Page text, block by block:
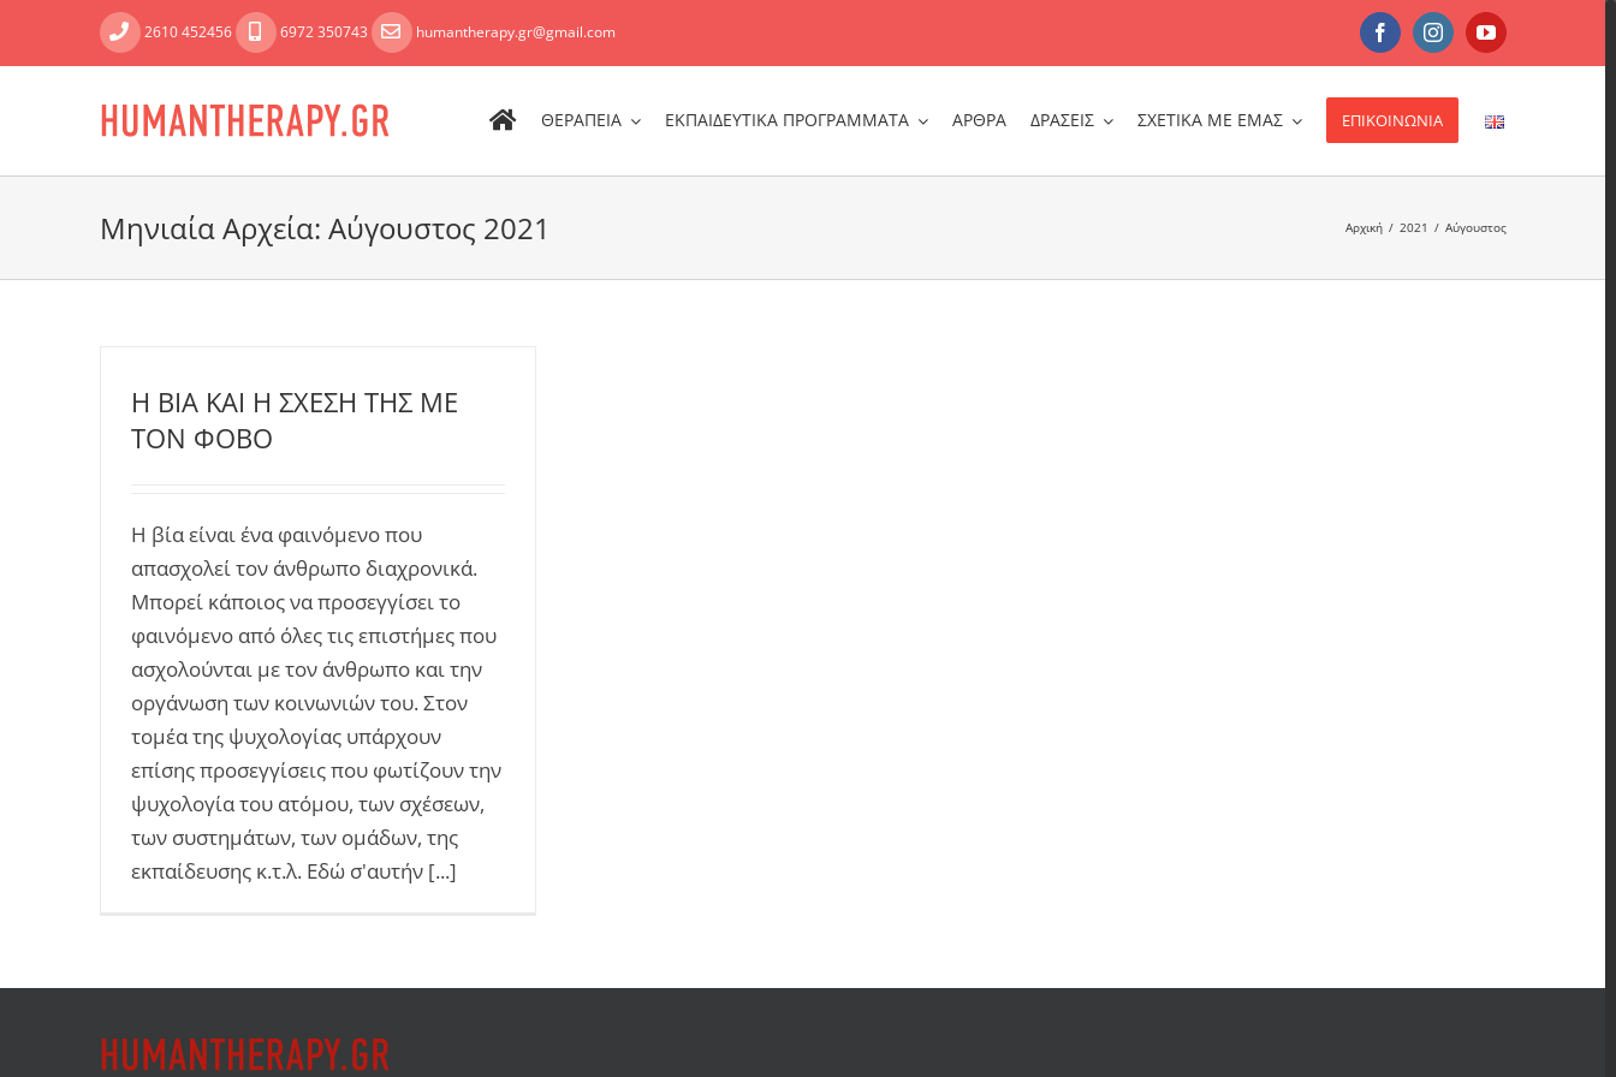
2610 452456 6972 350743 humantherapy.gr@gmail.com FacebookInstagramYouTube
ΘΕΡΑΠΕΙΑ ΕΚΠΑΙΔΕΥΤΙΚΑ ΠΡΟΓΡΑΜΜΑΤΑ ΑΡΘΡΑ ΔΡΑΣΕΙΣ ΣΧΕΤΙΚΑ ΜΕ ΕΜΑΣ ΕΠΙΚΟΙΝΩΝΙΑ
Μηνιαία Αρχεία: Αύγουστος 2021 Αρχική / 2021 / Αύγουστος
Η ΒΙΑ ΚΑΙ Η ΣΧΕΣΗ ΤΗΣ ΜΕ
ΤΟΝ ΦΟΒΟ
Η βία είναι ένα φαινόμενο που
απασχολεί τον άνθρωπο διαχρονικά.
Μπορεί κάποιος να προσεγγίσει το
φαινόμενο από όλες τις επιστήμες που
ασχολούνται με τον άνθρωπο και την
οργάνωση των κοινωνιών του. Στον
τομέα της ψυχολογίας υπάρχουν
επίσης προσεγγίσεις που φωτίζουν την
ψυχολογία του ατόμου, των σχέσεων,
των συστημάτων, των ομάδων, της
εκπαίδευσης κ.τ.λ. Εδώ σ'αυτήν [...]